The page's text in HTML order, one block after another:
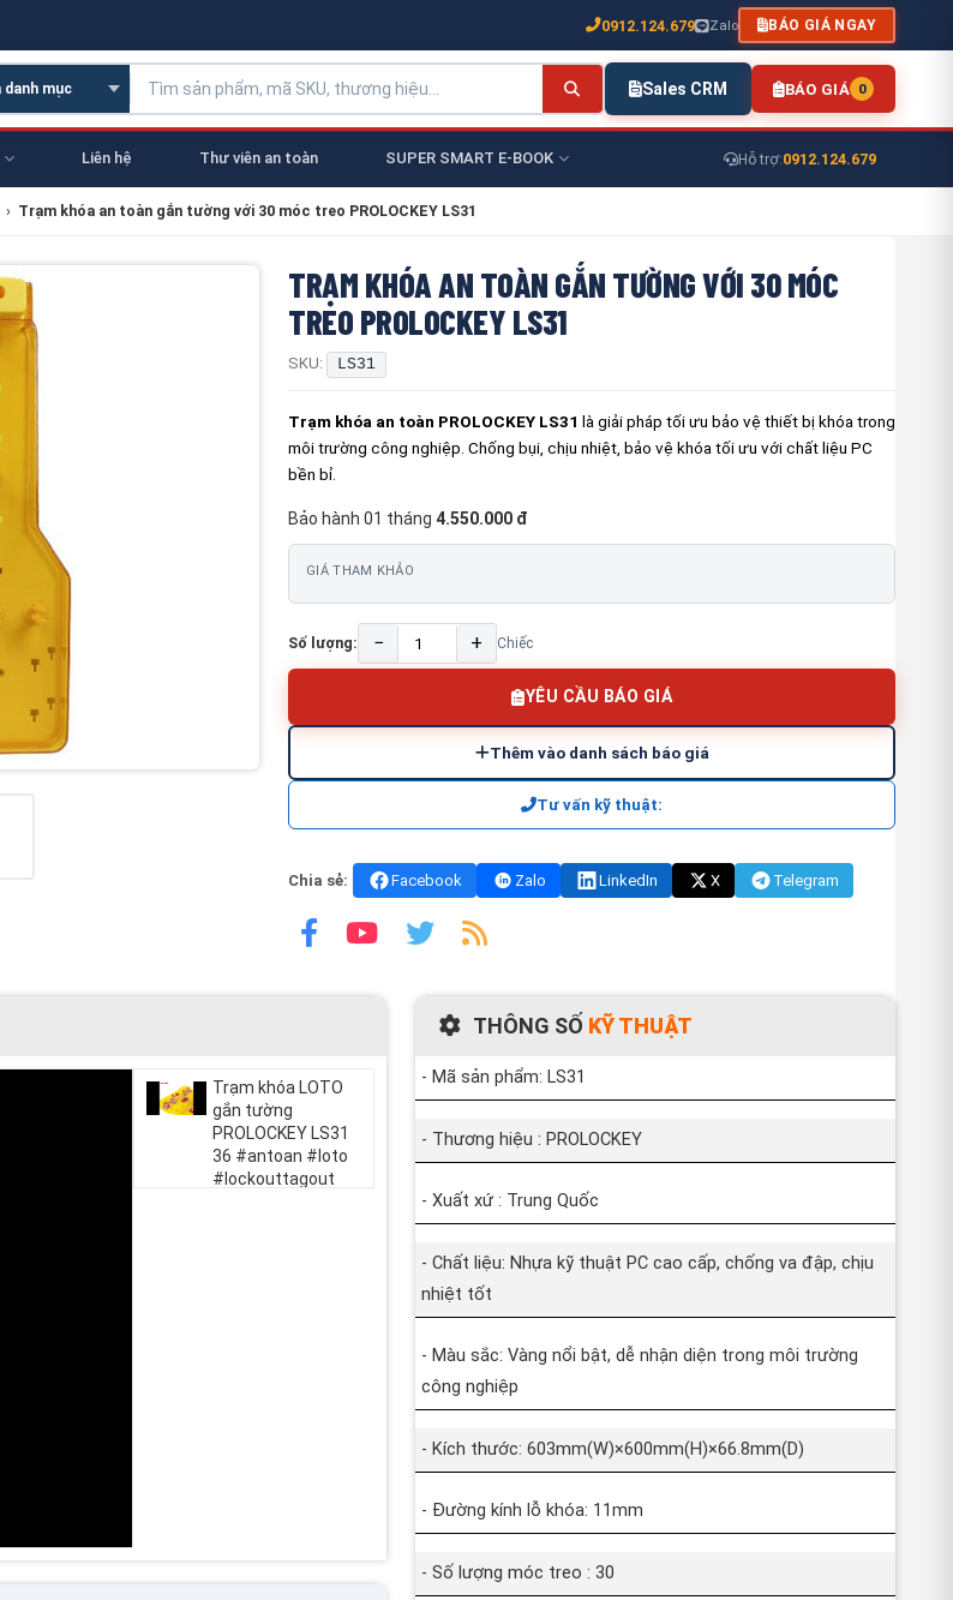
0912.124.679 Zalo BÁO GIÁ NGAY
Sales CRM BÁO GIÁ 0
Liên hệ Thư viên an toàn SUPER SMART E-BOOK Hỗ trợ:0912.124.679
› Trạm khóa an toàn gắn tường với 30 móc treo PROLOCKEY LS31
TRẠM KHÓA AN TOÀN GẮN TƯỜNG VỚI 30 MÓC
TREO PROLOCKEY LS31
SKU: LS31
Trạm khóa an toàn PROLOCKEY LS31 là giải pháp tối ưu bảo vệ thiết bị khóa trong
môi trường công nghiệp. Chống bụi, chịu nhiệt, bảo vệ khóa tối ưu với chất liệu PC
bền bỉ.
Bảo hành 01 tháng 4.550.000 đ
GIÁ THAM KHẢO
Số lượng: − + Chiếc
YÊU CẦU BÁO GIÁ
Thêm vào danh sách báo giá
Tư vấn kỹ thuật:
Chia sẻ: Facebook Zalo LinkedIn X Telegram
Trạm khóa LOTO
gắn tường
PROLOCKEY LS31
36 #antoan #loto
#lockouttagout
THÔNG SỐ KỸ THUẬT
- Mã sản phẩm: LS31
- Thương hiệu : PROLOCKEY
- Xuất xứ : Trung Quốc
- Chất liệu: Nhựa kỹ thuật PC cao cấp, chống va đập, chịu
nhiệt tốt
- Màu sắc: Vàng nổi bật, dễ nhận diện trong môi trường
công nghiệp
- Kích thước: 603mm(W)×600mm(H)×66.8mm(D)
- Đường kính lỗ khóa: 11mm
- Số lượng móc treo : 30